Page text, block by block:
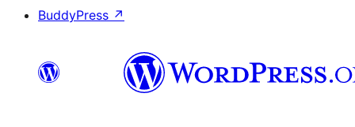
BuddyPress ↗